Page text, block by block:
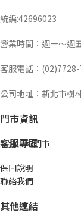
統編:42696023
營業時間：週一～週
客服電話：
公司地址：新北市樹
門市資訊
新北中和門市
客服專區
保固說明
聯絡我們
其他連結